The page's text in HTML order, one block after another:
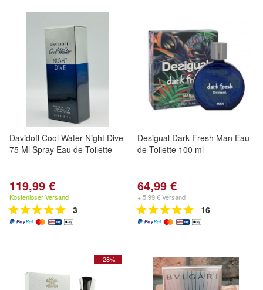
Davidoff Cool Water Night Dive
75 Ml Spray Eau de Toilette
119,99 €
Kostenloser Versand
3
Desigual Dark Fresh Man Eau
de Toilette 100 ml
64,99 €
+ 5,99 € Versand
16
- 28%